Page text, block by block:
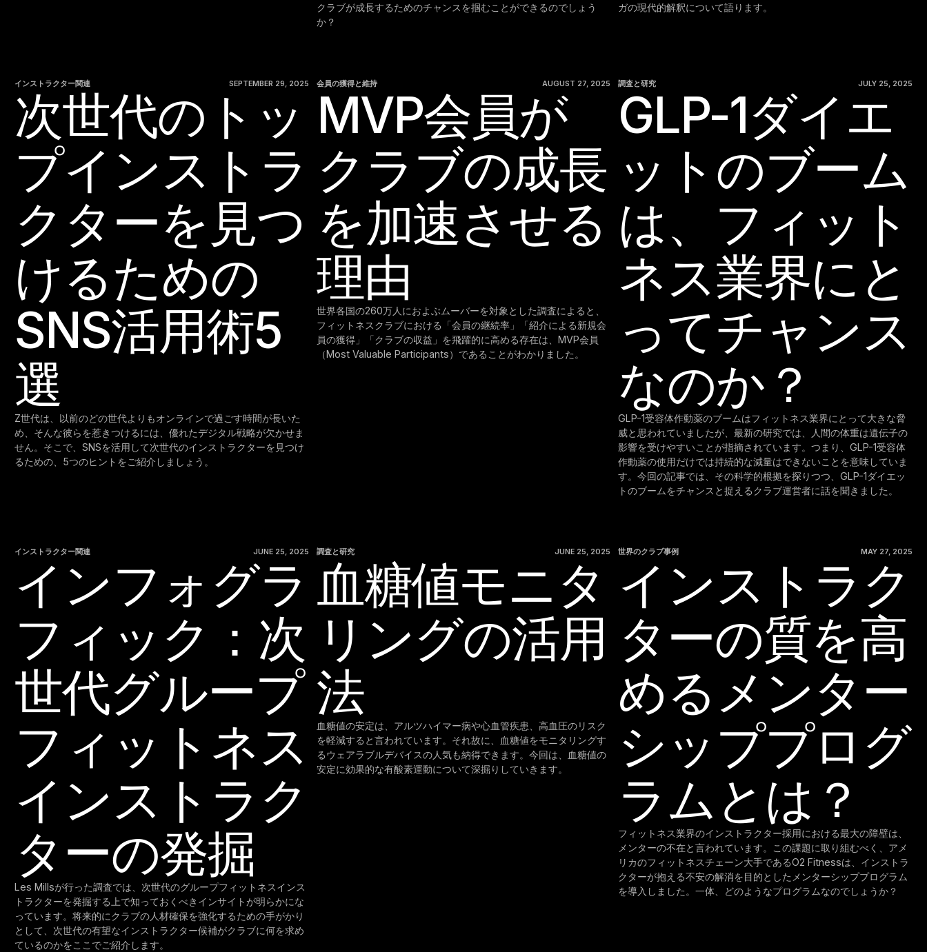
クラブが成長するためのチャンスを掴むことができるのでしょう
か？
ガの現代的解釈について語ります。
インストラクター関連 SEPTEMBER 29, 2025
次世代のトッ
プインストラ
クターを見つ
けるための
SNS活用術5
選
Z世代は、以前のどの世代よりもオンラインで過ごす時間が長いた
め、そんな彼らを惹きつけるには、優れたデジタル戦略が欠かせま
せん。そこで、SNSを活用して次世代のインストラクターを見つけ
るための、5つのヒントをご紹介しましょう。
会員の獲得と維持 AUGUST 27, 2025
MVP会員が
クラブの成長
を加速させる
理由
世界各国の260万人におよぶムーバーを対象とした調査によると、
フィットネスクラブにおける「会員の継続率」「紹介による新規会
員の獲得」「クラブの収益」を飛躍的に高める存在は、MVP会員
（Most Valuable Participants）であることがわかりました。
調査と研究 JULY 25, 2025
GLP-1ダイエ
ットのブーム
は、フィット
ネス業界にと
ってチャンス
なのか？
GLP-1受容体作動薬のブームはフィットネス業界にとって大きな脅
威と思われていましたが、最新の研究では、人間の体重は遺伝子の
影響を受けやすいことが指摘されています。つまり、GLP-1受容体
作動薬の使用だけでは持続的な減量はできないことを意味していま
す。今回の記事では、その科学的根拠を探りつつ、GLP-1ダイエッ
トのブームをチャンスと捉えるクラブ運営者に話を聞きました。
インストラクター関連 JUNE 25, 2025
インフォグラ
フィック：次
世代グループ
フィットネス
インストラク
ターの発掘
Les Millsが行った調査では、次世代のグループフィットネスインス
トラクターを発掘する上で知っておくべきインサイトが明らかにな
っています。将来的にクラブの人材確保を強化するための手がかり
として、次世代の有望なインストラクター候補がクラブに何を求め
ているのかをここでご紹介します。
調査と研究 JUNE 25, 2025
血糖値モニタ
リングの活用
法
血糖値の安定は、アルツハイマー病や心血管疾患、高血圧のリスク
を軽減すると言われています。それ故に、血糖値をモニタリングす
るウェアラブルデバイスの人気も納得できます。今回は、血糖値の
安定に効果的な有酸素運動について深掘りしていきます。
世界のクラブ事例 MAY 27, 2025
インストラク
ターの質を高
めるメンター
シッププログ
ラムとは？
フィットネス業界のインストラクター採用における最大の障壁は、
メンターの不在と言われています。この課題に取り組むべく、アメ
リカのフィットネスチェーン大手であるO2 Fitnessは、インストラ
クターが抱える不安の解消を目的としたメンターシッププログラム
を導入しました。一体、どのようなプログラムなのでしょうか？